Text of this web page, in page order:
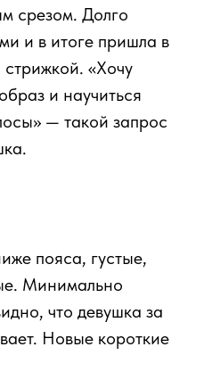
срезом. Долго
и в итоге пришла в
стрижкой. «Хочу
и научиться
— такой запрос
пояса, густые,
Минимально
что девушка за
Новые короткие